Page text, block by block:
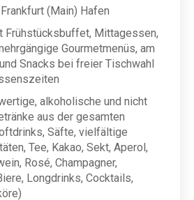
(Main) Hafen
Frühstücksbuffet, Mittagessen,
Gourmetmenüs, am
Snacks bei freier Tischwahl
alkoholische und nicht
aus der gesamten
Säfte, vielfältige
Tee, Kakao, Sekt, Aperol,
Rosé, Champagner,
Longdrinks, Cocktails,